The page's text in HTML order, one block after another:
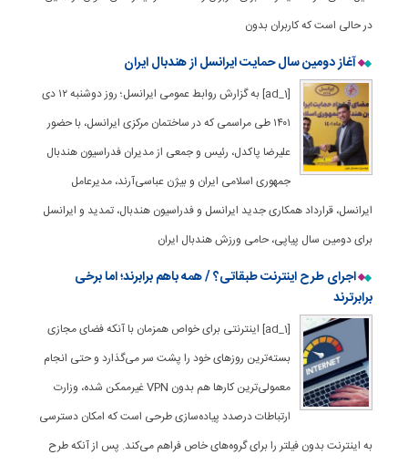
در حالی است که کاربران بدون
آغاز دومین سال حمایت ایرانسل از هندبال ایران
[ad_1] به گزارش روابط عمومی ایرانسل؛ روز دوشنبه ۱۲ دی
۱۴۰۱ طی مراسمی که در ساختمان مرکزی ایرانسل، با حضور
علیرضا پاکدل، رئیس و جمعی از مدیران فدراسیون هندبال
جمهوری اسلامی ایران و بیژن عباسی‌آرند، مدیرعامل
ایرانسل، قرارداد همکاری جدید ایرانسل و فدراسیون هندبال، تمدید و ایرانسل
برای دومین سال پیاپی، حامی ورزش هندبال ایران
اجرای طرح اینترنت طبقاتی؟ / همه باهم برابرند؛ اما برخی
برابرترند
[ad_1] اینترنتی برای خواص همزمان با آنکه فضای مجازی
بسته‌ترین روزهای خود را پشت سر می‌گذارد و حتی انجام
معمولی‌ترین کارها هم بدون ‌VPN غیرممکن شده، وزارت
ارتباطات درصدد پیاده‌سازی طرحی است که امکان دسترسی
به اینترنت بدون فیلتر را برای گروه‌های خاص فراهم می‌کند. پس از آنکه طرح